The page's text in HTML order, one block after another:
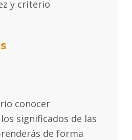
y criterio
conocer
significados de las
de forma